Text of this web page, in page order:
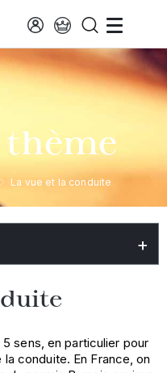
La vue et la conduite
sens, en particulier pour
conduite. En France, on